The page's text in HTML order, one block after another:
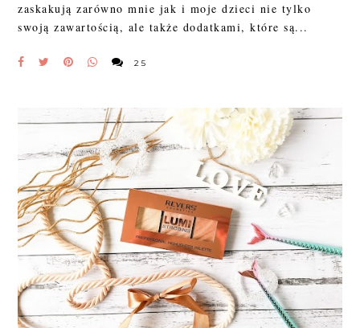
zaskakują zarówno mnie jak i moje dzieci nie tylko
swoją zawartością, ale także dodatkami, które są...
25